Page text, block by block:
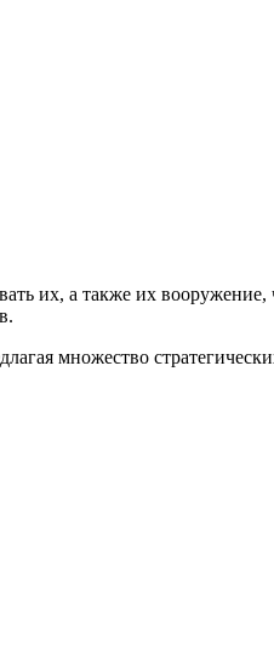
их, а также их
множество